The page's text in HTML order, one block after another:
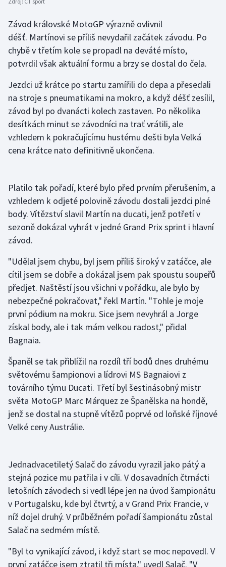
Lezení
Lyže a snowboard
Moderní pětiboj
Motorsport
Olympijské hry
Parasport
Plážový volejbal
Ragby
Rychlostní kanoistika
Short track
Sportovní střelba
Stolní tenis
Triatlon
Veslování
Vodní slalom
Ostatní
Závod královské MotoGP výrazně ovlivnil
déšť. Martínovi se příliš nevydařil začátek závodu. Po
chybě v třetím kole se propadl na deváté místo,
potvrdil však aktuální formu a brzy se dostal do čela.
Jezdci už krátce po startu zamířili do depa a přesedali
na stroje s pneumatikami na mokro, a když déšť zesílil,
závod byl po dvanácti kolech zastaven. Po několika
desítkách minut se závodníci na trať vrátili, ale
vzhledem k pokračujícímu hustému dešti byla Velká
cena krátce nato definitivně ukončena.
Platilo tak pořadí, které bylo před prvním přerušením, a
vzhledem k odjeté polovině závodu dostali jezdci plné
body. Vítězství slavil Martín na ducati, jenž potřetí v
sezoně dokázal vyhrát v jedné Grand Prix sprint i hlavní
závod.
"Udělal jsem chybu, byl jsem příliš široký v zatáčce, ale
cítil jsem se dobře a dokázal jsem pak spoustu soupeřů
předjet. Naštěstí jsou všichni v pořádku, ale bylo by
nebezpečné pokračovat," řekl Martín. "Tohle je moje
první pódium na mokru. Sice jsem nevyhrál a Jorge
získal body, ale i tak mám velkou radost," přidal
Bagnaia.
Španěl se tak přiblížil na rozdíl tří bodů dnes druhému
světovému šampionovi a lídrovi MS Bagnaiovi z
továrního týmu Ducati. Třetí byl šestinásobný mistr
světa MotoGP Marc Márquez ze Španělska na hondě,
jenž se dostal na stupně vítězů poprvé od loňské říjnové
Velké ceny Austrálie.
Jednadvacetiletý Salač do závodu vyrazil jako pátý a
stejná pozice mu patřila i v cíli. V dosavadních čtrnácti
letošních závodech si vedl lépe jen na úvod šampionátu
v Portugalsku, kde byl čtvrtý, a v Grand Prix Francie, v
níž dojel druhý. V průběžném pořadí šampionátu zůstal
Salač na sedmém místě.
"Byl to vynikající závod, i když start se moc nepovedl. V
první zatáčce jsem ztratil tři místa," uvedl Salač. "V